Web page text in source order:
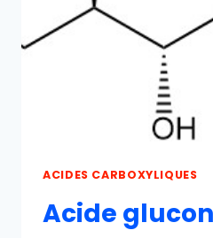
ACIDES CARBOXYLIQUES
Acide